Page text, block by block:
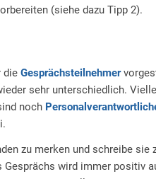
(siehe dazu Tipp 2).
die Gesprächsteilnehmer
sehr unterschiedlich.
noch
zu merken und schreibe sie
wird immer positiv